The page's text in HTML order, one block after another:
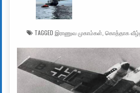
TAGGED இராணுவ முகாம்கள் கொத்தாக